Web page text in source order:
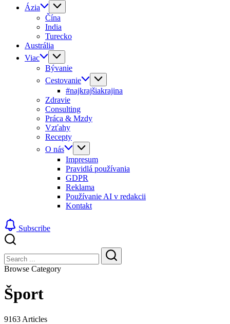
Ázia
Čína
India
Turecko
Austrália
Viac
Bývanie
Cestovanie
#najkrajšiakrajina
Zdravie
Consulting
Práca & Mzdy
Vzťahy
Recepty
O nás
Impresum
Pravidlá používania
GDPR
Reklama
Používanie AI v redakcii
Kontakt
Subscribe
Search
Search
Browse Category
Šport
9163 Articles